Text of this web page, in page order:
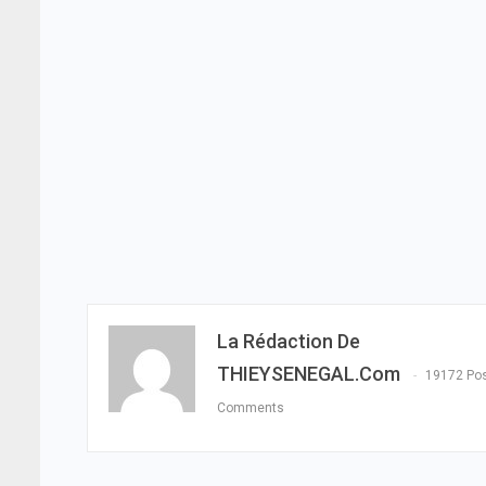
La Rédaction De
THIEYSENEGAL.com
19172
Comments